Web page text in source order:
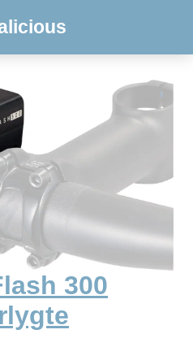
300